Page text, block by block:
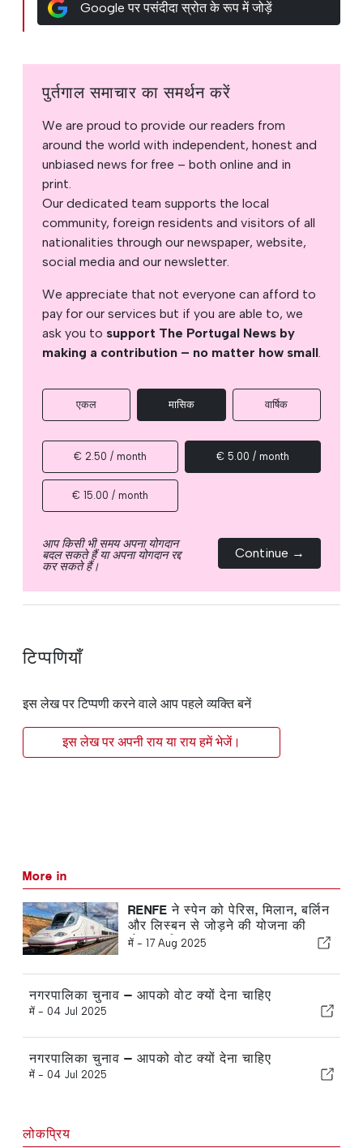
Google पर पसंदीदा स्रोत के रूप में जोड़ें
पुर्तगाल समाचार का समर्थन करें
We are proud to provide our readers from
around the world with independent, honest and
unbiased news for free – both online and in
print.
Our dedicated team supports the local
community, foreign residents and visitors of all
nationalities through our newspaper, website,
social media and our newsletter.
We appreciate that not everyone can afford to
pay for our services but if you are able to, we
ask you to support The Portugal News by
making a contribution – no matter how small.
एकल मासिक वार्षिक
€ 2.50 / month € 5.00 / month
€ 15.00 / month
आप किसी भी समय अपना योगदान
बदल सकते हैं या अपना योगदान रद्द
कर सकते हैं।
Continue →
टिप्पणियाँ
इस लेख पर टिप्पणी करने वाले आप पहले व्यक्ति बनें
इस लेख पर अपनी राय या राय हमें भेजें।
More in
RENFE ने स्पेन को पेरिस, मिलान, बर्लिन
और लिस्बन से जोड़ने की योजना की
घोषणा की
में - 17 Aug 2025
नगरपालिका चुनाव — आपको वोट क्यों देना चाहिए
में - 04 Jul 2025
नगरपालिका चुनाव — आपको वोट क्यों देना चाहिए
में - 04 Jul 2025
लोकप्रिय